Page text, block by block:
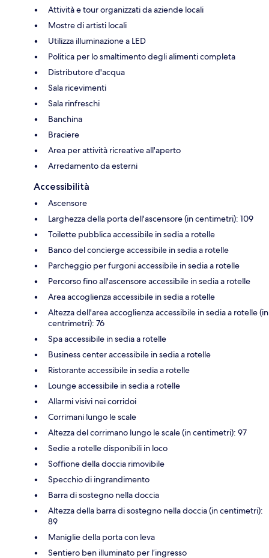
Attività e tour organizzati da aziende locali
Mostre di artisti locali
Utilizza illuminazione a LED
Politica per lo smaltimento degli alimenti completa
Distributore d'acqua
Sala ricevimenti
Sala rinfreschi
Banchina
Braciere
Area per attività ricreative all'aperto
Arredamento da esterni
Accessibilità
Ascensore
Larghezza della porta dell'ascensore (in centimetri): 109
Toilette pubblica accessibile in sedia a rotelle
Banco del concierge accessibile in sedia a rotelle
Parcheggio per furgoni accessibile in sedia a rotelle
Percorso fino all'ascensore accessibile in sedia a rotelle
Area accoglienza accessibile in sedia a rotelle
Altezza dell'area accoglienza accessibile in sedia a rotelle (in
centrimetri): 76
Spa accessibile in sedia a rotelle
Business center accessibile in sedia a rotelle
Ristorante accessibile in sedia a rotelle
Lounge accessibile in sedia a rotelle
Allarmi visivi nei corridoi
Corrimani lungo le scale
Altezza del corrimano lungo le scale (in centimetri): 97
Sedie a rotelle disponibili in loco
Soffione della doccia rimovibile
Specchio di ingrandimento
Barra di sostegno nella doccia
Altezza della barra di sostegno nella doccia (in centimetri):
89
Maniglie della porta con leva
Sentiero ben illuminato per l’ingresso